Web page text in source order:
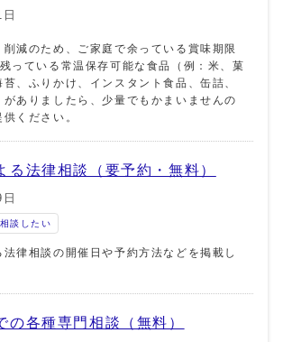
削減のため、ご家庭で余っている賞味期限
っている常温保存可能な食品（例：米、菓
、ふりかけ、インスタント食品、缶詰、
がありましたら、少量でもかまいませんの
ください。
る法律相談（要予約・無料）
談したい
法律相談の開催日や予約方法などを掲載し
の各種専門相談（無料）